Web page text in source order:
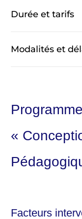
Durée et tarifs
Modalités et
«
Facteurs